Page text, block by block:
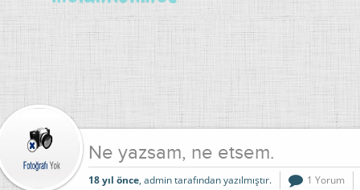
Ne yazsam, ne etsem.
18 yıl önce, admin tarafından yazılmıştır. 1 Yorum